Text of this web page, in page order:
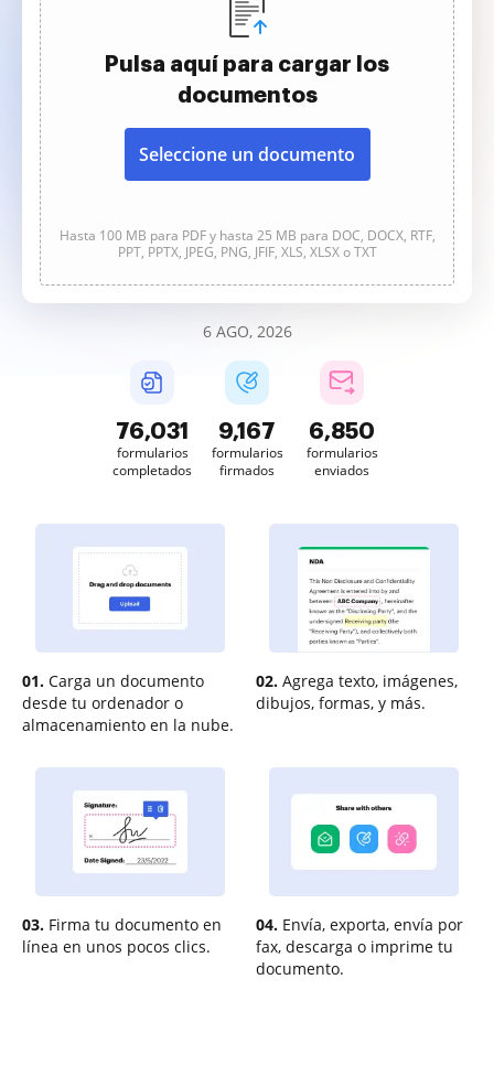
Pulsa aquí para cargar los
documentos
Seleccione un documento
Hasta 100 MB para PDF y hasta 25 MB para DOC, DOCX, RTF,
PPT, PPTX, JPEG, PNG, JFIF, XLS, XLSX o TXT
6 AGO, 2026
76,031
formularios
completados
9,167
formularios
firmados
6,850
formularios
enviados
01. Carga un documento
desde tu ordenador o
almacenamiento en la nube.
02. Agrega texto, imágenes,
dibujos, formas, y más.
03. Firma tu documento en
línea en unos pocos clics.
04. Envía, exporta, envía por
fax, descarga o imprime tu
documento.